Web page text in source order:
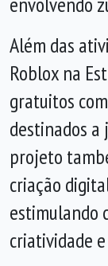
Além das
Roblox na
gratuitos
destinados a
projeto
criação
estimulando
criatividade